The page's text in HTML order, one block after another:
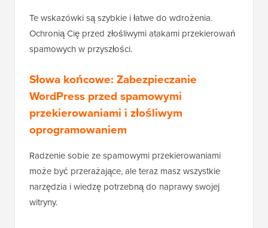
Te wskazówki są szybkie i łatwe do wdrożenia.
Ochronią Cię przed złośliwymi atakami przekierowań
spamowych w przyszłości.
Słowa końcowe: Zabezpieczanie
WordPress przed spamowymi
przekierowaniami i złośliwym
oprogramowaniem
Radzenie sobie ze spamowymi przekierowaniami
może być przerażające, ale teraz masz wszystkie
narzędzia i wiedzę potrzebną do naprawy swojej
witryny.